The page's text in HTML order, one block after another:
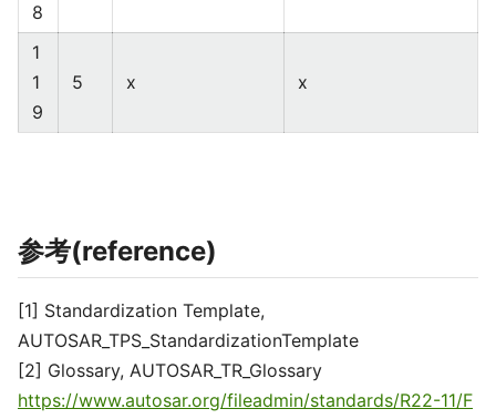
8
1
1
9
5 x x
参考(reference)
[1] Standardization Template,
AUTOSAR_TPS_StandardizationTemplate
[2] Glossary, AUTOSAR_TR_Glossary
https://www.autosar.org/fileadmin/standards/R22-11/F